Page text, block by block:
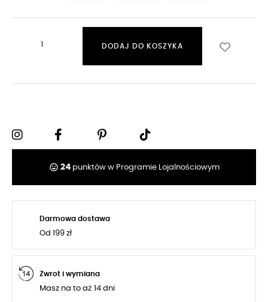
DODAJ DO KOSZYKA
tag_faces 24punktów w Programie Lojalnościowym
Darmowa dostawa
Od 199 zł
Zwrot i wymiana
Masz na to aż 14 dni